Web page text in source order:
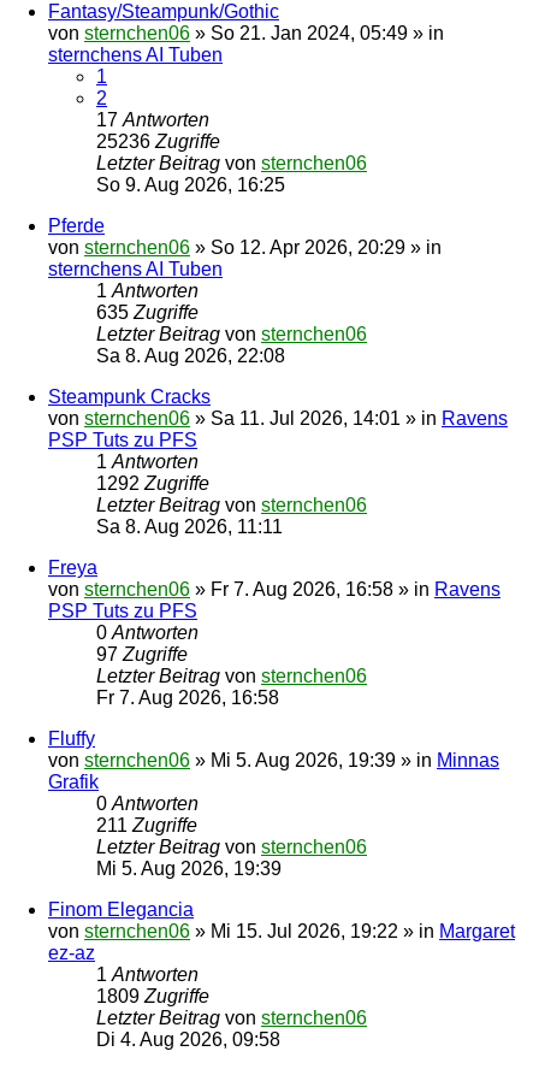
Fantasy/Steampunk/Gothic
von sternchen06 » So 21. Jan 2024, 05:49 » in
sternchens AI Tuben
1
2
17 Antworten
25236 Zugriffe
Letzter Beitrag von sternchen06
So 9. Aug 2026, 16:25
Pferde
von sternchen06 » So 12. Apr 2026, 20:29 » in
sternchens AI Tuben
1 Antworten
635 Zugriffe
Letzter Beitrag von sternchen06
Sa 8. Aug 2026, 22:08
Steampunk Cracks
von sternchen06 » Sa 11. Jul 2026, 14:01 » in Ravens
PSP Tuts zu PFS
1 Antworten
1292 Zugriffe
Letzter Beitrag von sternchen06
Sa 8. Aug 2026, 11:11
Freya
von sternchen06 » Fr 7. Aug 2026, 16:58 » in Ravens
PSP Tuts zu PFS
0 Antworten
97 Zugriffe
Letzter Beitrag von sternchen06
Fr 7. Aug 2026, 16:58
Fluffy
von sternchen06 » Mi 5. Aug 2026, 19:39 » in Minnas
Grafik
0 Antworten
211 Zugriffe
Letzter Beitrag von sternchen06
Mi 5. Aug 2026, 19:39
Finom Elegancia
von sternchen06 » Mi 15. Jul 2026, 19:22 » in Margaret
ez-az
1 Antworten
1809 Zugriffe
Letzter Beitrag von sternchen06
Di 4. Aug 2026, 09:58